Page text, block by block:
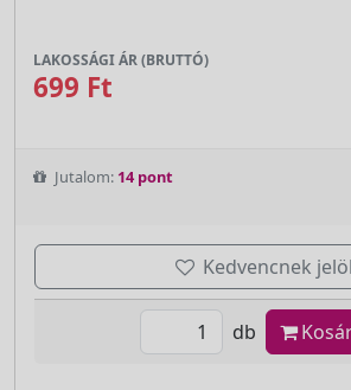
LAKOSSÁGI ÁR (BRUTTÓ)
699 Ft
Jutalom: 14 pont
Kedvencnek jelöl
db